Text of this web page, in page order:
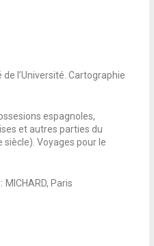
de l’Université. Cartographie
espagnoles,
et autres parties du
Voyages pour le
MICHARD, Paris